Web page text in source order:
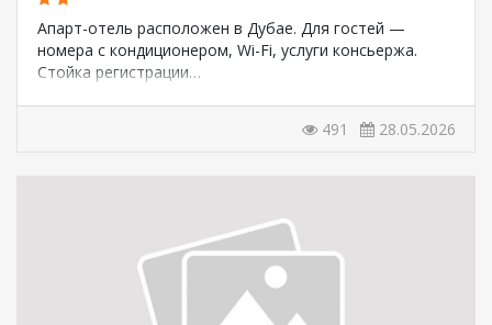
Апарт-отель расположен в Дубае. Для гостей —
номера с кондиционером, Wi-Fi, услуги консьержа.
Стойка регистрации…
491 28.05.2026